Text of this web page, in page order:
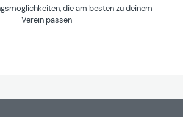
die am besten zu deinem
Verein passen